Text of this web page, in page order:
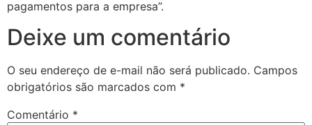
pagamentos para a empresa”.
Deixe um comentário
O seu endereço de e-mail não será publicado. Campos
obrigatórios são marcados com *
Comentário *